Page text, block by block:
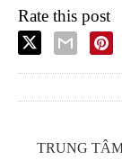
Rate this post
TRUNG